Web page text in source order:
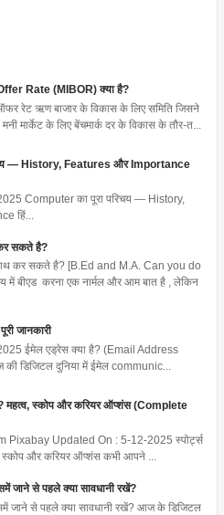
Rate (MIBOR) क्या है?
रेट ऋण बाजार के विकास के लिए समिति जिसने
मार्केट के लिए बेंचमार्क दर के विकास के तौर-त...
— History, Features और Importance
Computer का पूरा परिचय — History,
हिं...
सकते है?
कर सकते है? [B.Ed and M.A. Can you do
बीएड करना एक नार्मल और आम बात है , लेकिन
जानकारी
ईमेल एड्रेस क्या है? (Email Address
डिजिटल दुनिया में ईमेल communic...
महत्व, स्कोप और करियर ऑप्शंस (Complete
Pixabay Updated On : 5-12-2025 स्पोर्ट्स
स्कोप और करियर ऑप्शंस कभी आपने ...
जाने से पहले क्या सावधानी रखें?
जाने से पहले क्या सावधानी रखें? आज के डिजिटल